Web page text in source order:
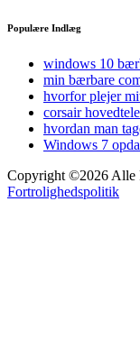
Populære Indlæg
windows 10
min bærbare
hvorfor plejer
corsair
hvordan man
Windows 7
Copyright ©2026 Alle
Fortrolighedspolitik